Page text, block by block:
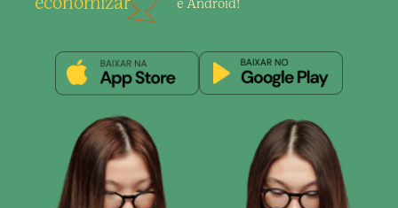
e Android!